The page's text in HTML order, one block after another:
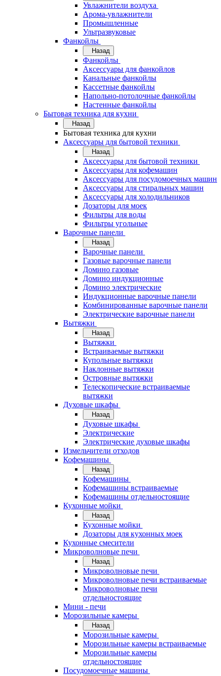
Увлажнители воздуха
Арома-увлажнители
Промышленные
Ультразвуковые
Фанкойлы
Назад
Фанкойлы
Аксессуары для фанкойлов
Канальные фанкойлы
Кассетные фанкойлы
Напольно-потолочные фанкойлы
Настенные фанкойлы
Бытовая техника для кухни
Назад
Бытовая техника для кухни
Аксессуары для бытовой техники
Назад
Аксессуары для бытовой техники
Аксессуары для кофемашин
Аксессуары для посудомоечных машин
Аксессуары для стиральных машин
Аксессуары для холодильников
Дозаторы для моек
Фильтры для воды
Фильтры угольные
Варочные панели
Назад
Варочные панели
Газовые варочные панели
Домино газовые
Домино индукционные
Домино электрические
Индукционные варочные панели
Комбинированные варочные панели
Электрические варочные панели
Вытяжки
Назад
Вытяжки
Встраиваемые вытяжки
Купольные вытяжки
Наклонные вытяжки
Островные вытяжки
Телескопические встраиваемые
вытяжки
Духовые шкафы
Назад
Духовые шкафы
Электрические
Электрические духовые шкафы
Измельчители отходов
Кофемашины
Назад
Кофемашины
Кофемашины встраиваемые
Кофемашины отдельностоящие
Кухонные мойки
Назад
Кухонные мойки
Дозаторы для кухонных моек
Кухонные смесители
Микроволновые печи
Назад
Микроволновые печи
Микроволновые печи встраиваемые
Микроволновые печи
отдельностоящие
Мини - печи
Морозильные камеры
Назад
Морозильные камеры
Морозильные камеры встраиваемые
Морозильные камеры
отдельностоящие
Посудомоечные машины